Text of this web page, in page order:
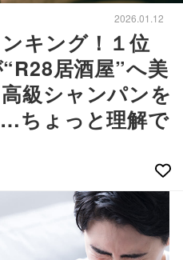
2026.01.12
キング！１位
居酒屋”へ美
級シャンパンを
ちょっと理解で